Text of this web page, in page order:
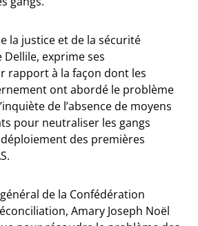
la justice et de la sécurité
exprime ses
rapport à la façon dont les
ont abordé le problème
de l’absence de moyens
pour neutraliser les gangs
des premières
de la Confédération
Amary Joseph Noël